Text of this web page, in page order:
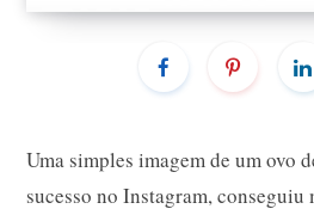
Uma simples imagem de um ovo
sucesso no Instagram, conseguiu